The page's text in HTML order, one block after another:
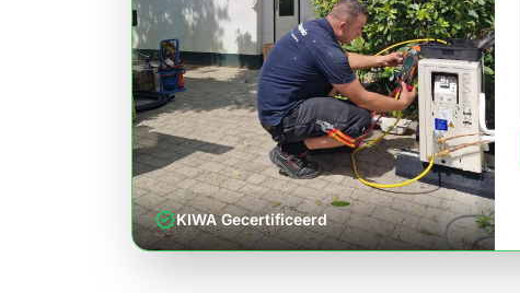
verifiedKIWA Gecertificeerd